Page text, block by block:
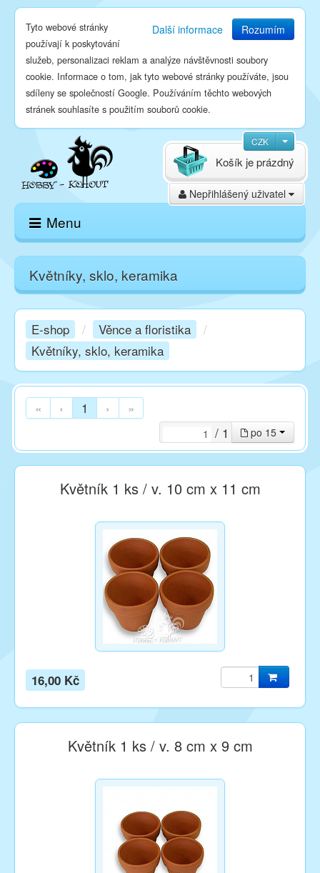
Další informace Rozumím
Tyto webové stránky
používají k poskytování
služeb, personalizaci reklam a analýze návštěvnosti soubory
cookie. Informace o tom, jak tyto webové stránky používáte, jsou
sdíleny se společností Google. Používáním těchto webových
stránek souhlasíte s použitím souborů cookie.
CZK
Nepřihlášený uživatel
Košík je prázdný
Menu
Domů
E-shop
Kurzy
Techniky
Inspirace
Facebook
Květníky, sklo, keramika
E-shop / Věnce a floristika
/
Květníky, sklo, keramika
« ‹ 1 › »
po 15
/ 1
Květník 1 ks / v. 10 cm x 11 cm
16,00 Kč
Květník 1 ks / v. 8 cm x 9 cm